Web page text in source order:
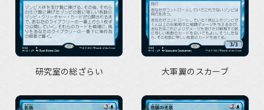
研究室の総ざらい 大軍翼のスカーブ